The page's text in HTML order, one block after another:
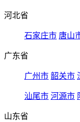
河北省
石家庄市 唐山
广东省
广州市 韶关市
汕尾市 河源市
山东省